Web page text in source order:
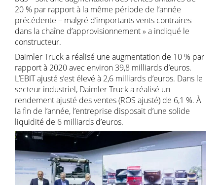
20 % par rapport à la même période de l’année
précédente – malgré d’importants vents contraires
dans la chaîne d’approvisionnement » a indiqué le
constructeur.
Daimler Truck a réalisé une augmentation de 10 % par
rapport à 2020 avec environ 39,8 milliards d’euros.
L’EBIT ajusté s’est élevé à 2,6 milliards d’euros. Dans le
secteur industriel, Daimler Truck a réalisé un
rendement ajusté des ventes (ROS ajusté) de 6,1 %. À
la fin de l’année, l’entreprise disposait d’une solide
liquidité de 6 milliards d’euros.